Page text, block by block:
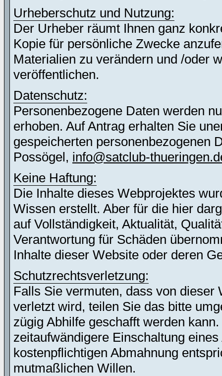
Urheberschutz und Nutzung:
Der Urheber räumt Ihnen ganz
Kopie für persönliche Zwecke
Materialien zu verändern und /oder
veröffentlichen.
Datenschutz:
Personenbezogene Daten werden
erhoben. Auf Antrag erhalten Sie
gespeicherten personenbezogenen
Possögel, info@satclub-
Keine Haftung:
Die Inhalte dieses Webprojektes
Wissen erstellt. Aber für die hier
auf Vollständigkeit, Aktualität,
Verantwortung für Schäden
Inhalte dieser Website oder deren
Schutzrechtsverletzung:
Falls Sie vermuten, dass von
verletzt wird, teilen Sie das bitte
zügig Abhilfe geschafft werden
zeitaufwändigere Einschaltung
kostenpflichtigen Abmahnung
mutmaßlichen Willen.